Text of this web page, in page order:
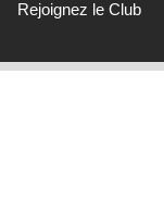
Rejoignez le Club